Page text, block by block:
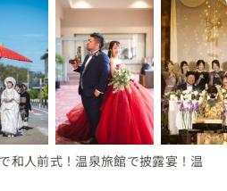
和人前式！温泉旅館で披露宴！温